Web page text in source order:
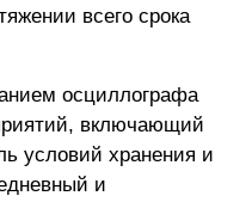
всего срока
осциллографа
включающий
условий хранения и
и